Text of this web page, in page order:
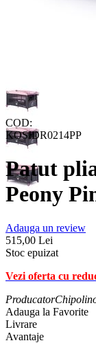
COD:
KOSIDR0214PP
Patut
Peony
Adauga un review
515,00 Lei
Stoc epuizat
Vezi oferta cu
Producator
Adauga la Favorite
Livrare
Avantaje